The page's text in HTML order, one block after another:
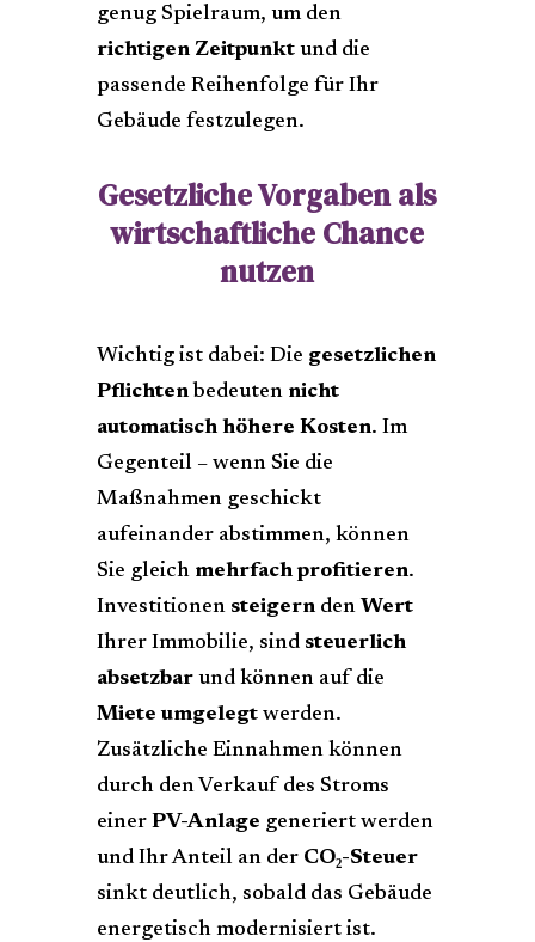
genug Spielraum, um den
richtigen Zeitpunkt und die
passende Reihenfolge für Ihr
Gebäude festzulegen.
Gesetzliche Vorgaben als
wirtschaftliche Chance
nutzen
Wichtig ist dabei: Die gesetzlichen
Pflichtenbedeuten nicht
automatisch höhere Kosten. Im
Gegenteil – wenn Sie die
Maßnahmen geschickt
aufeinander abstimmen, können
Sie gleich mehrfach profitieren.
Investitionen steigernden Wert
Ihrer Immobilie, sind steuerlich
absetzbarund können auf die
Miete umgelegtwerden.
Zusätzliche Einnahmen können
durch den Verkauf des Stroms
einer PV-Anlage generiert werden
und Ihr Anteil an der CO₂-Steuer
sinkt deutlich, sobald das Gebäude
energetisch modernisiert ist.